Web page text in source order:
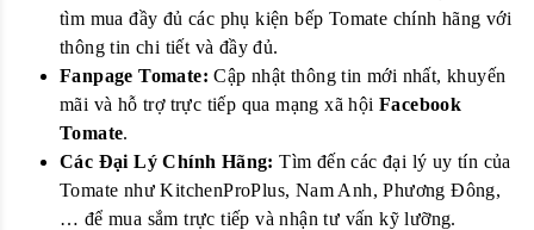
tìm mua đầy đủ các phụ kiện bếp Tomate chính hãng với
thông tin chi tiết và đầy đủ.
Fanpage Tomate: Cập nhật thông tin mới nhất, khuyến
mãi và hỗ trợ trực tiếp qua mạng xã hội Facebook
Tomate.
Các Đại Lý Chính Hãng: Tìm đến các đại lý uy tín của
Tomate như KitchenProPlus, Nam Anh, Phương Đông,
… để mua sắm trực tiếp và nhận tư vấn kỹ lưỡng.